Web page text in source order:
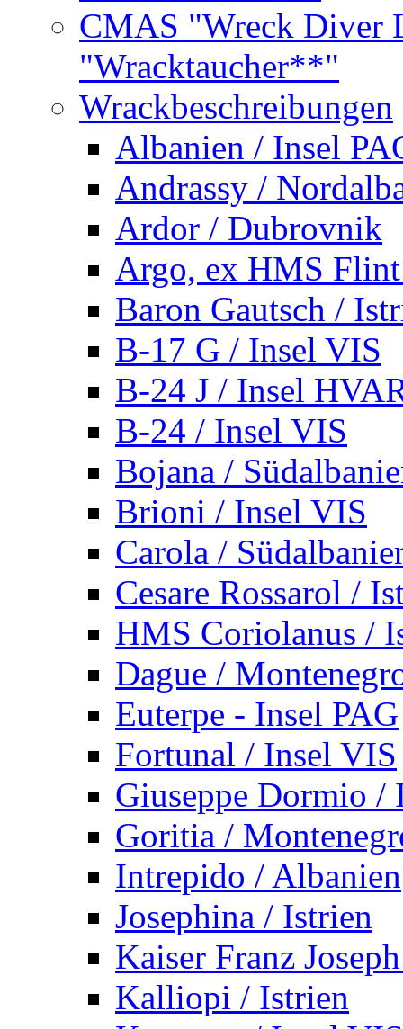
CMAS "Wreck Diver
"Wracktaucher**"
Wrackbeschreibungen
Albanien / Insel
Andrassy /
Ardor / Dubrovnik
Argo, ex HMS
Baron Gautsch /
B-17 G / Insel VIS
B-24 J / Insel
B-24 / Insel VIS
Bojana /
Brioni / Insel VIS
Carola /
Cesare Rossarol /
HMS Coriolanus /
Dague /
Euterpe - Insel PAG
Fortunal / Insel VIS
Giuseppe Dormio /
Goritia /
Intrepido / Albanien
Josephina / Istrien
Kaiser Franz
Kalliopi / Istrien